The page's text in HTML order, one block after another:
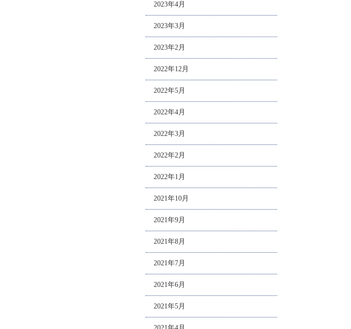
2023年4月
2023年3月
2023年2月
2022年12月
2022年5月
2022年4月
2022年3月
2022年2月
2022年1月
2021年10月
2021年9月
2021年8月
2021年7月
2021年6月
2021年5月